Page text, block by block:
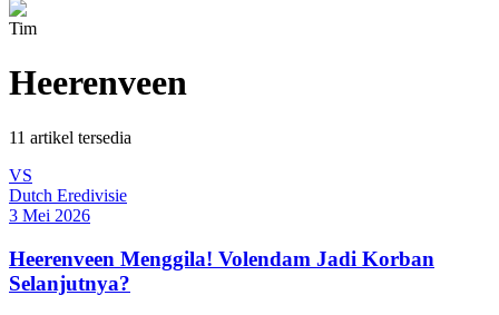
Tim
Heerenveen
11 artikel tersedia
VS
Dutch Eredivisie
3 Mei 2026
Heerenveen Menggila! Volendam Jadi Korban
Selanjutnya?